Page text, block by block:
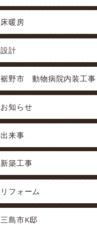
床暖房
設計
裾野市 動物病院内装工事
お知らせ
出来事
新築工事
リフォーム
三島市K邸